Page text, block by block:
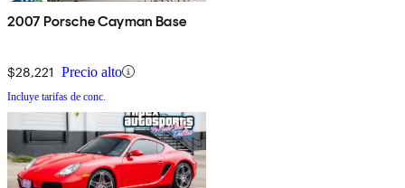
2007 Porsche Cayman Base
$28,221 Precio alto
Incluye tarifas de conc.